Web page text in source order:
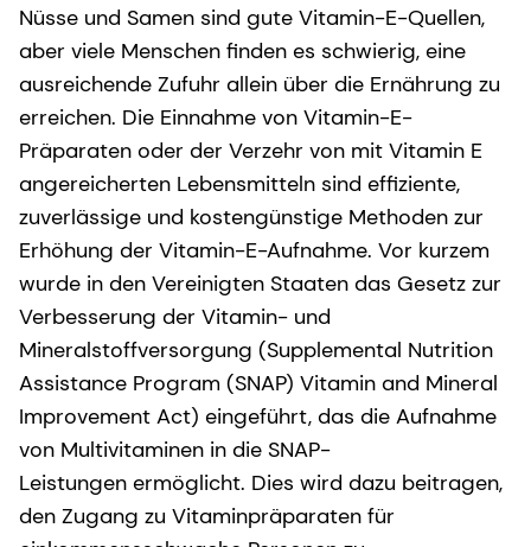
Nüsse und Samen sind gute Vitamin-E-Quellen,
aber viele Menschen finden es schwierig, eine
ausreichende Zufuhr allein über die Ernährung zu
erreichen. Die Einnahme von Vitamin-E-
Präparaten oder der Verzehr von mit Vitamin E
angereicherten Lebensmitteln sind effiziente,
zuverlässige und kostengünstige Methoden zur
Erhöhung der Vitamin-E-Aufnahme. Vor kurzem
wurde in den Vereinigten Staaten das Gesetz zur
Verbesserung der Vitamin- und
Mineralstoffversorgung (Supplemental Nutrition
Assistance Program (SNAP) Vitamin and Mineral
Improvement Act) eingeführt, das die Aufnahme
von Multivitaminen in die SNAP-
Leistungen ermöglicht. Dies wird dazu beitragen,
den Zugang zu Vitaminpräparaten für